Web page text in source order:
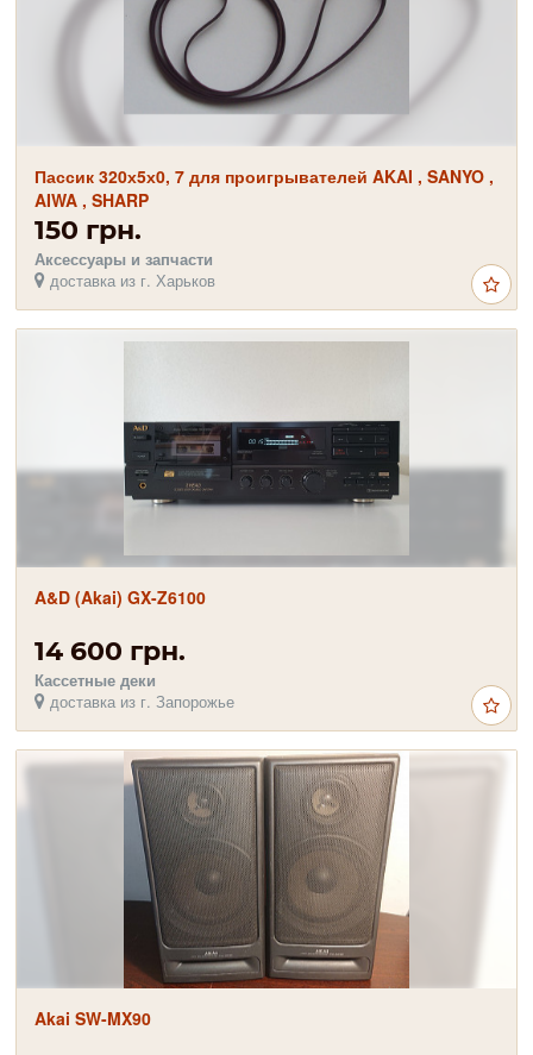
Пассик 320х5х0, 7 для проигрывателей AKAI , SANYO ,
AIWA , SHARP
150 грн.
Аксессуары и запчасти
доставка из г. Харьков
A&D (Akai) GX-Z6100
14 600 грн.
Кассетные деки
доставка из г. Запорожье
Akai SW-MX90